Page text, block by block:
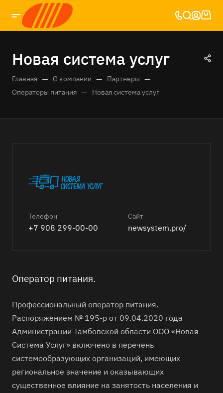
Новая система услуг
Главная — О компании — Партнеры —
Операторы питания — Новая система услуг
Телефон
+7 908 299-00-00
Сайт
newsystem.pro/
Оператор питания.
Профессиональный оператор питания.
Распоряжением № 195-р от 09.04.2020 года
Администрации Тамбовской области ООО «Новая
Система Услуг» включено в перечень
системообразующих организаций, имеющих
региональное значение и оказывающих
существенное влияние на занятость населения и